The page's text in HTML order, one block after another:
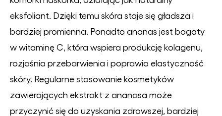
eksfoliant. Dzięki temu skóra staje się gładsza i
bardziej promienna. Ponadto ananas jest bogaty
w witaminę C, która wspiera produkcję kolagenu,
rozjaśnia przebarwienia i poprawia elastyczność
skóry. Regularne stosowanie kosmetyków
zawierających ekstrakt z ananasa może
przyczynić się do uzyskania zdrowszej, bardziej